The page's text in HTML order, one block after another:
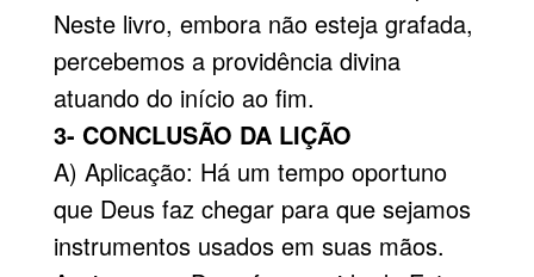
Neste livro, embora não esteja grafada,
percebemos a providência divina
atuando do início ao fim.
3- CONCLUSÃO DA LIÇÃO
A) Aplicação: Há um tempo oportuno
que Deus faz chegar para que sejamos
instrumentos usados em suas mãos.